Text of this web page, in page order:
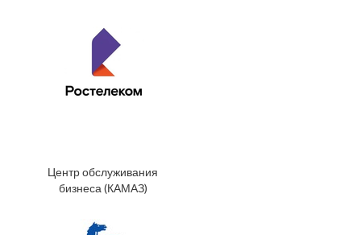
Центр обслуживания
бизнеса (КАМАЗ)